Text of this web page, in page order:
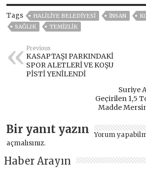
Tags HALİLİYE BELEDİYESİ İNSAN
SAĞLIK
TEMIZLIK
Previous
KASAPTAŞI PARKINDAKİ
SPOR ALETLERİ VE KOŞU
PİSTİ YENİLENDİ
Suriye
Geçirilen 1,5
Madde
Bir yanıt yazın Yorum
açmalısınız.
Haber Arayın